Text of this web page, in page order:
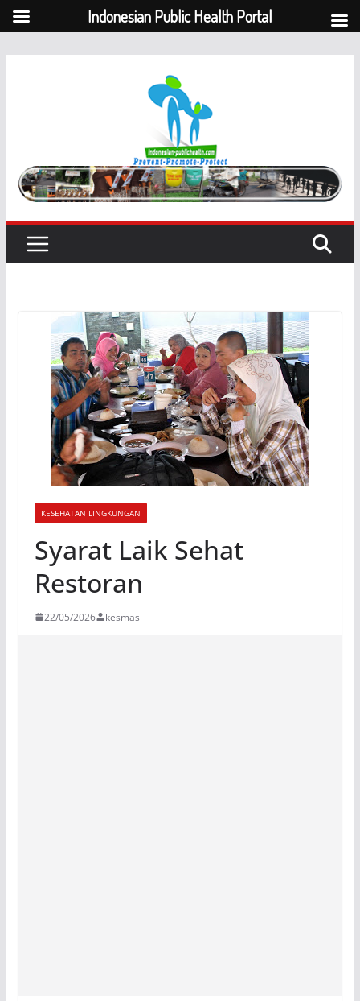
KESEHATAN LINGKUNGAN
Syarat Laik Sehat
Restoran
22/05/2026 kesmas
Indonesian Public Health Portal